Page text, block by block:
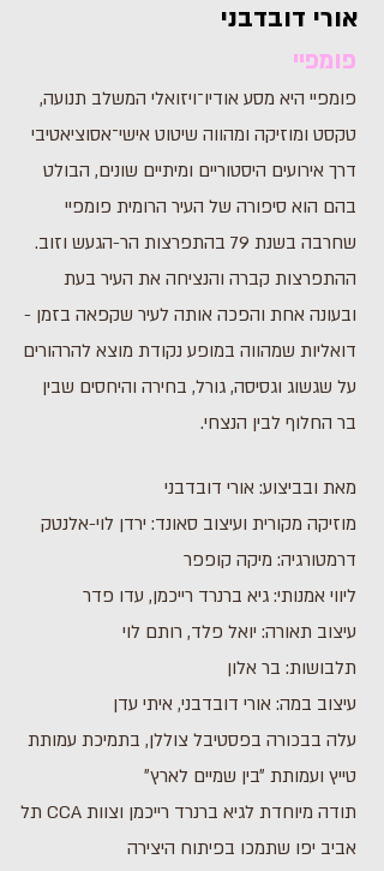
אורי דובדבני
פומפיי
פומפיי היא מסע אודיו־ויזואלי המשלב תנועה,
טקסט ומוזיקה ומהווה שיטוט אישי־אסוציאטיבי
דרך אירועים היסטוריים ומיתיים שונים, הבולט
בהם הוא סיפורה של העיר הרומית פומפיי
שחרבה בשנת 79 בהתפרצות הר-הגעש וזוב.
ההתפרצות קברה והנציחה את העיר בעת
ובעונה אחת והפכה אותה לעיר שקפאה בזמן -
דואליות שמהווה במופע נקודת מוצא להרהורים
על שגשוג וגסיסה, גורל, בחירה והיחסים שבין
בר החלוף לבין הנצחי.
מאת ובביצוע: אורי דובדבני
מוזיקה מקורית ועיצוב סאונד: ירדן לוי-אלנטק
דרמטורגיה: מיקה קופפר
ליווי אמנותי: גיא ברנרד רייכמן, עדו פדר
עיצוב תאורה: יואל פלד, רותם לוי
תלבושות: בר אלון
עיצוב במה: אורי דובדבני, איתי עדן
עלה בבכורה בפסטיבל צוללן, בתמיכת עמותת
טייץ ועמותת ״בין שמיים לארץ״
תודה מיוחדת לגיא ברנרד רייכמן וצוות CCA תל
אביב יפו שתמכו בפיתוח היצירה